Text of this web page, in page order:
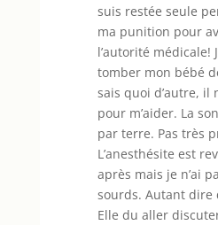
suis restée seule
ma punition pour
l’autorité médicale!
tomber mon bébé
sais quoi d’autre, il
pour m’aider. La
par terre. Pas très
L’anesthésite est
après mais je n’ai
sourds. Autant dire
Elle du aller